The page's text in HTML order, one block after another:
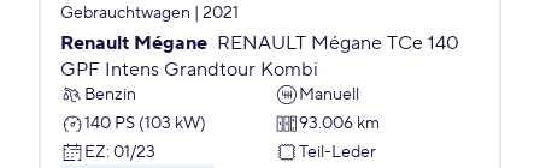
Gebrauchtwagen | 2021
Renault Mégane RENAULT Mégane TCe 140
GPF Intens Grandtour Kombi
Benzin
Manuell
140 PS (103 kW)
93.006 km
EZ: 01/23 Teil-Leder